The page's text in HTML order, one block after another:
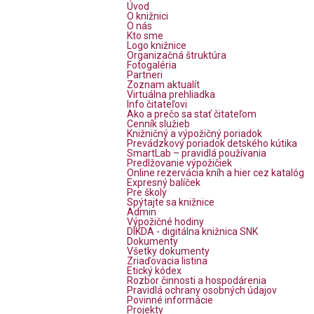
Úvod
O knižnici
O nás
Kto sme
Logo knižnice
Organizačná štruktúra
Fotogaléria
Partneri
Zoznam aktualít
Virtuálna prehliadka
Info čitateľovi
Ako a prečo sa stať čitateľom
Cenník služieb
Knižničný a výpožičný poriadok
Prevádzkový poriadok detského kútika
SmartLab – pravidlá používania
Predlžovanie výpožičiek
Online rezervácia kníh a hier cez katalóg
Expresný balíček
Pre školy
Spýtajte sa knižnice
Admin
Výpožičné hodiny
DIKDA - digitálna knižnica SNK
Dokumenty
Všetky dokumenty
Zriaďovacia listina
Etický kódex
Rozbor činnosti a hospodárenia
Pravidlá ochrany osobných údajov
Povinné informácie
Projekty